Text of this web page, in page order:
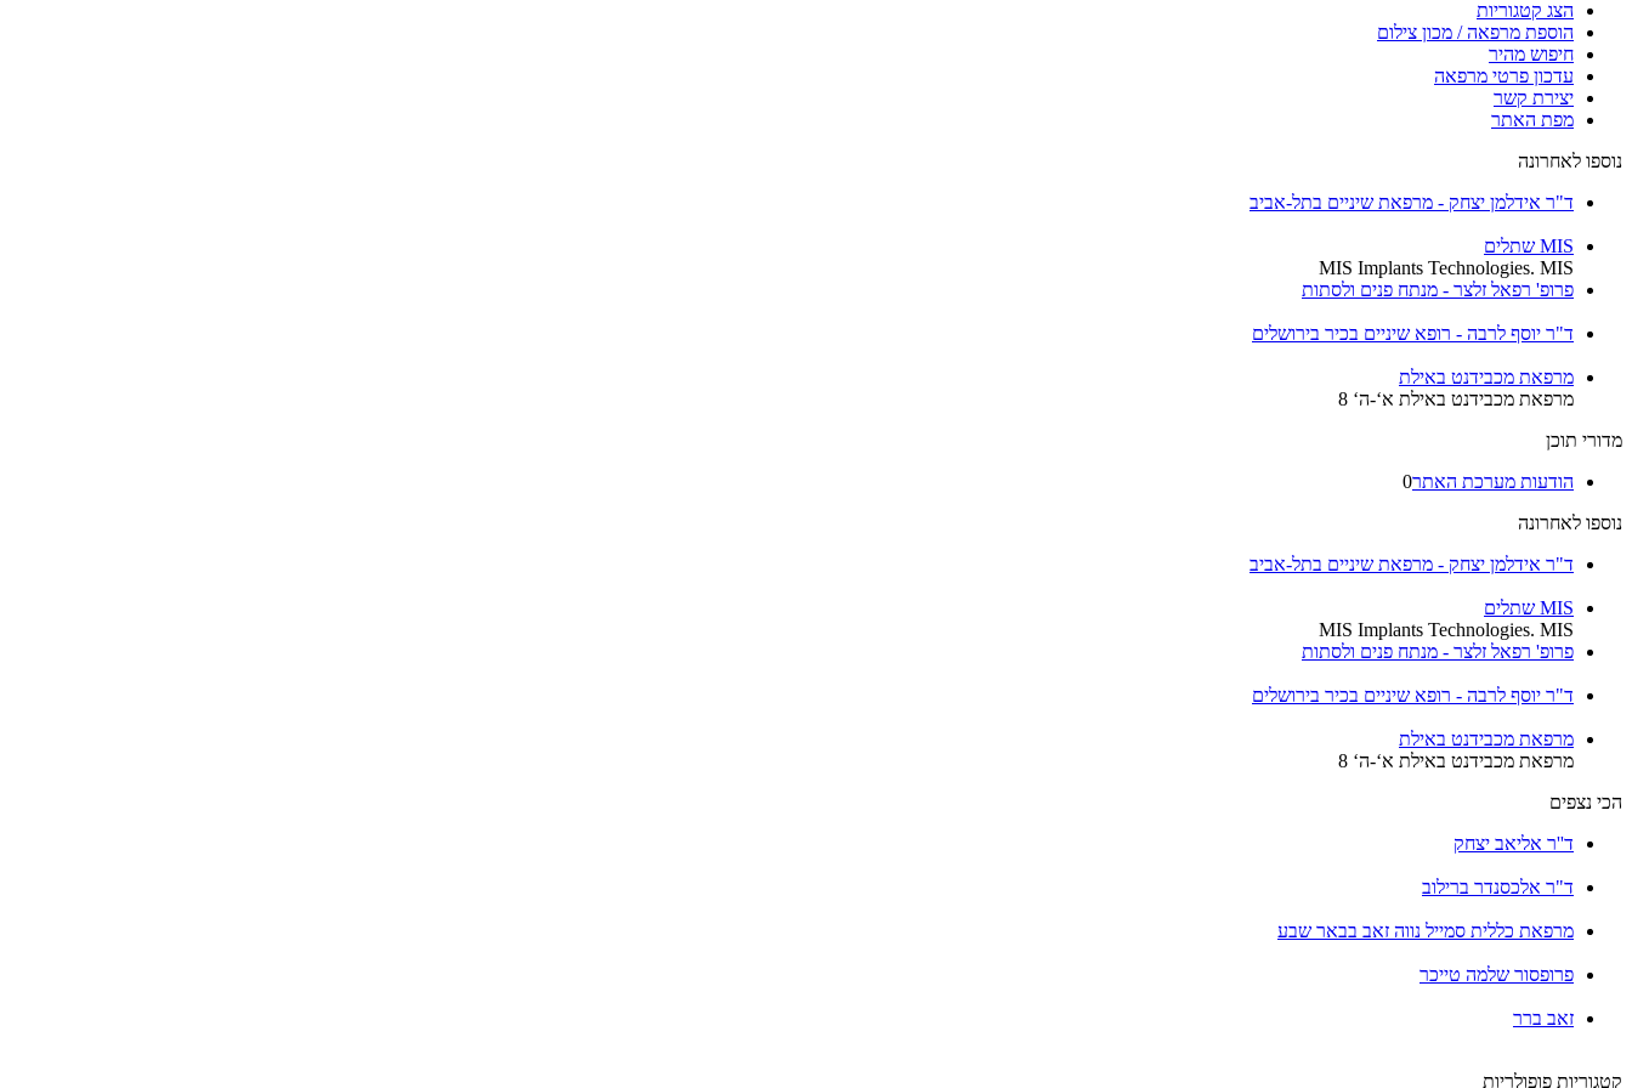
הצג קטגוריות
הוספת מרפאה / מכון צילום
חיפוש מהיר
עדכון פרטי מרפאה
יצירת קשר
מפת האתר
נוספו לאחרונה
ד"ר אידלמן יצחק - מרפאת שיניים בתל-אביב
MIS שתלים
MIS Implants Technologies. MIS
פרופ' רפאל זלצר - מנתח פנים ולסתות
ד"ר יוסף לרבה - רופא שיניים בכיר בירושלים
מרפאת מכבידנט באילת
מרפאת מכבידנט באילת א‘-ה‘ 8
מדורי תוכן
הודעות מערכת האתר0
נוספו לאחרונה
ד"ר אידלמן יצחק - מרפאת שיניים בתל-אביב
MIS שתלים
MIS Implants Technologies. MIS
פרופ' רפאל זלצר - מנתח פנים ולסתות
ד"ר יוסף לרבה - רופא שיניים בכיר בירושלים
מרפאת מכבידנט באילת
מרפאת מכבידנט באילת א‘-ה‘ 8
הכי נצפים
ד''ר אליאב יצחק
ד"ר אלכסנדר ברילוב
מרפאת כללית סמייל נווה זאב בבאר שבע
פרופסור שלמה טייכר
זאב ברר
קטגוריות פופולריות